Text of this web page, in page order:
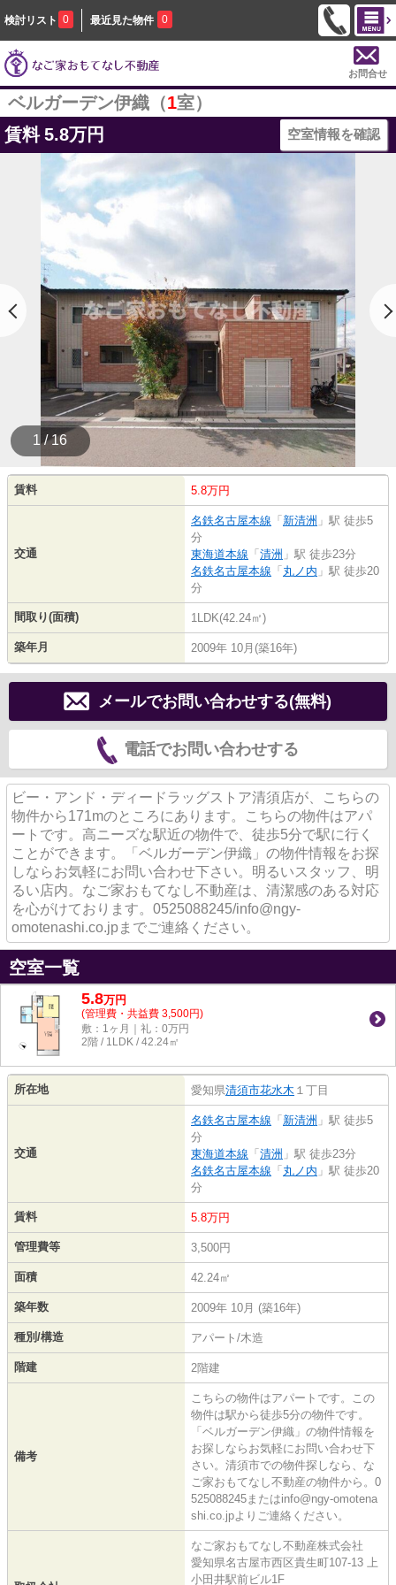
検討リスト 0 最近見た物件 0
お問合せ
ベルガーデン伊織（1室）
賃料 5.8万円 空室情報を確認
1 / 16
賃料 5.8万円
交通
名鉄名古屋本線 「 新清洲 」駅 徒歩5
分
東海道本線 「 清洲 」駅 徒歩23分
名鉄名古屋本線 「 丸ノ内 」駅 徒歩20
分
間取り(面積) 1LDK(42.24㎡)
築年月 2009年 10月(築16年)
メールでお問い合わせする(無料)
電話でお問い合わせする
ビー・アンド・ディードラッグストア清須店が、こちらの
物件から171mのところにあります。こちらの物件はアパ
ートです。高ニーズな駅近の物件で、徒歩5分で駅に行く
ことができます。「ベルガーデン伊織」の物件情報をお探
しならお気軽にお問い合わせ下さい。明るいスタッフ、明
るい店内。なご家おもてなし不動産は、清潔感のある対応
を心がけております。0525088245/info@ngy-
omotenashi.co.jpまでご連絡ください。
空室一覧
5.8万円
(管理費・共益費 3,500円)
敷：1ヶ月｜礼：0万円
2階 / 1LDK / 42.24㎡
所在地 愛知県清須市花水木 １丁目
交通
名鉄名古屋本線 「 新清洲 」駅 徒歩5
分
東海道本線 「 清洲 」駅 徒歩23分
名鉄名古屋本線 「 丸ノ内 」駅 徒歩20
分
賃料 5.8万円
管理費等 3,500円
面積 42.24㎡
築年数 2009年 10月 (築16年)
種別/構造 アパート/木造
階建 2階建
備考
こちらの物件はアパートです。この
物件は駅から徒歩5分の物件です。
「ベルガーデン伊織」の物件情報を
お探しならお気軽にお問い合わせ下
さい。清須市での物件探しなら、な
ご家おもてなし不動産の物件から。0
525088245またはinfo@ngy-omotena
shi.co.jpよりご連絡ください。
なご家おもてなし不動産株式会社
愛知県名古屋市西区貴生町107-13 上
小田井駅前ビル1F